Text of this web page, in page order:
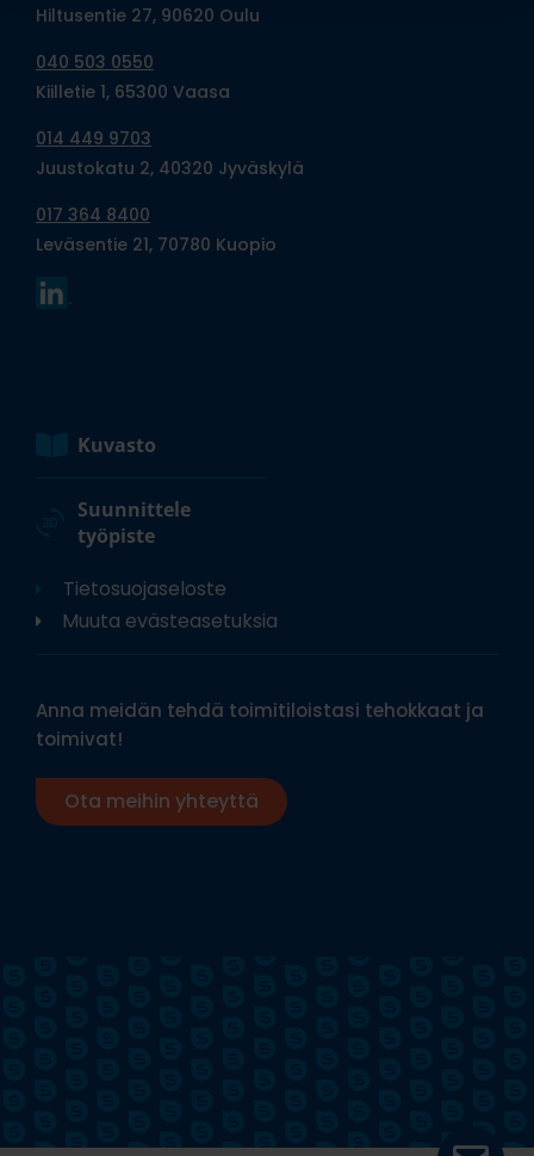
Hiltusentie 27, 90620 Oulu
040 503 0550
Kiilletie 1, 65300 Vaasa
014 449 9703
Juustokatu 2, 40320 Jyväskylä
017 364 8400
Leväsentie 21, 70780 Kuopio
Kuvasto
Suunnittele
työpiste
Tietosuojaseloste
Muuta evästeasetuksia
Anna meidän tehdä toimitiloistasi tehokkaat ja
toimivat!
Ota meihin yhteyttä